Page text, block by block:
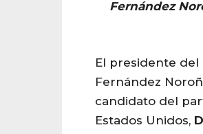
Fernández
El presidente del
Fernández
candidato del
Estados Unidos,